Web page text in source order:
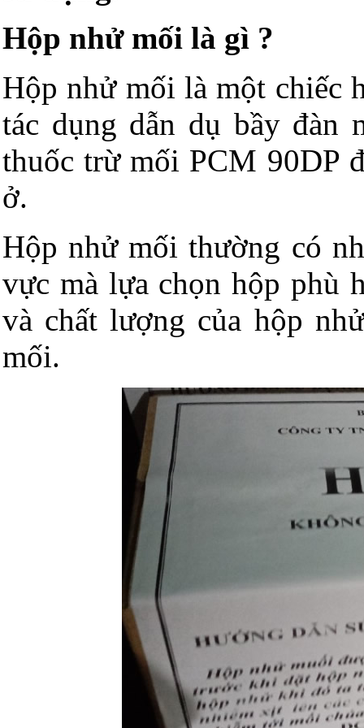
Hộp nhử mối là gì ?
Hộp nhử mối là một chiếc
tác dụng dẫn dụ bầy đàn
thuốc trừ mối PCM 90DP
ở.
Hộp nhử mối thường có
vực mà lựa chọn hộp phù
và chất lượng của hộp
mối.